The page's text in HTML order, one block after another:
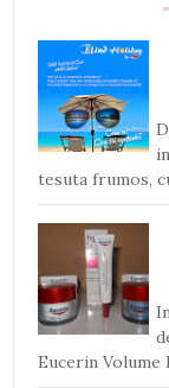
tesuta frumos,
Eucerin